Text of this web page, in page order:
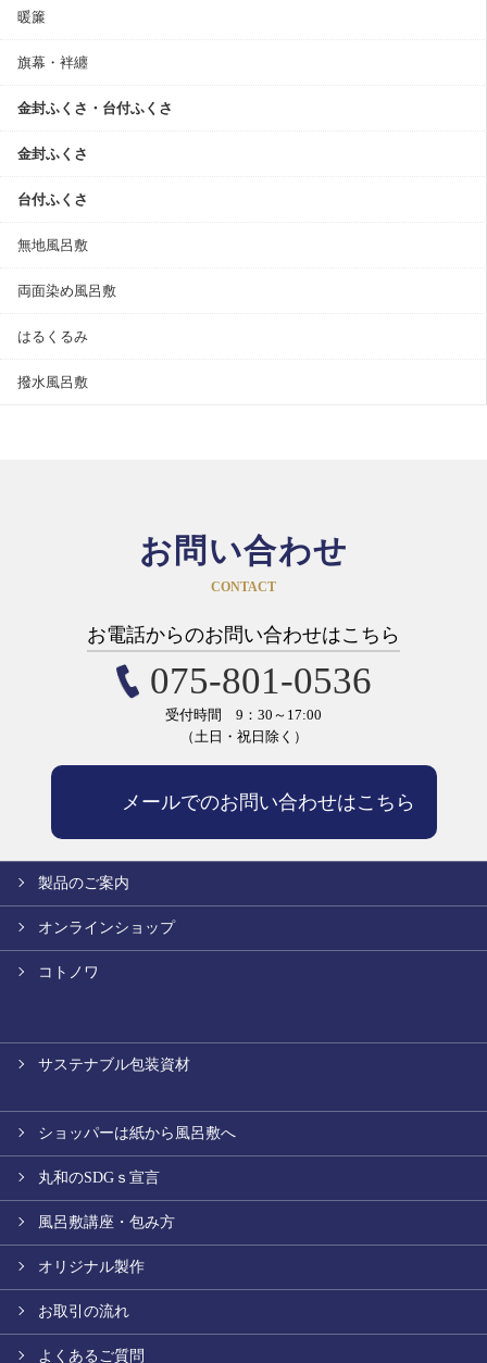
暖簾
旗幕・袢纏
金封ふくさ・台付ふくさ
金封ふくさ
台付ふくさ
無地風呂敷
両面染め風呂敷
はるくるみ
撥水風呂敷
お問い合わせ
CONTACT
お電話からのお問い合わせはこちら
075-801-0536
受付時間 9：30～17:00
（土日・祝日除く）
メールでのお問い合わせはこちら
製品のご案内
オンラインショップ
コトノワ
サステナブル包装資材
ショッパーは紙から風呂敷へ
丸和のSDGｓ宣言
風呂敷講座・包み方
オリジナル製作
お取引の流れ
よくあるご質問